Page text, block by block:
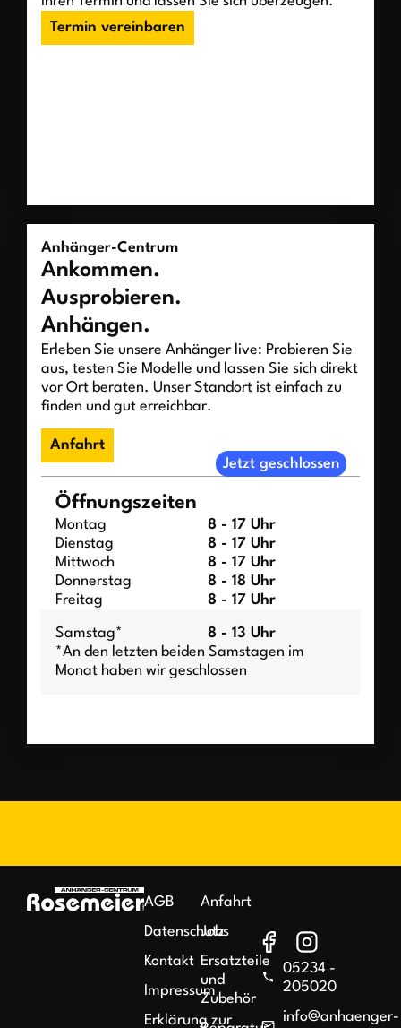
Termin vereinbaren
Anhänger-Centrum
Ankommen.
Ausprobieren.
Anhängen.
Erleben Sie unsere Anhänger live: Probieren Sie
aus, testen Sie Modelle und lassen Sie sich direkt
vor Ort beraten. Unser Standort ist einfach zu
finden und gut erreichbar.
Anfahrt
Jetzt geschlossen
Öffnungszeiten
Montag
8 - 17 Uhr
Dienstag
8 - 17 Uhr
Mittwoch
8 - 17 Uhr
Donnerstag
8 - 18 Uhr
Freitag
8 - 17 Uhr
Samstag*
8 - 13 Uhr
*An den letzten beiden Samstagen im
Monat haben wir geschlossen
AGB
Datenschutz
Kontakt
Impressum
Erklärung zur
Anfahrt
Jobs
Ersatzteile
und
Zubehör
05234 -
205020
info@anhaenger-